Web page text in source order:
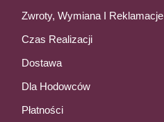
Zwroty, Wymiana I Reklamacje
Czas Realizacji
Dostawa
Dla Hodowców
Płatności